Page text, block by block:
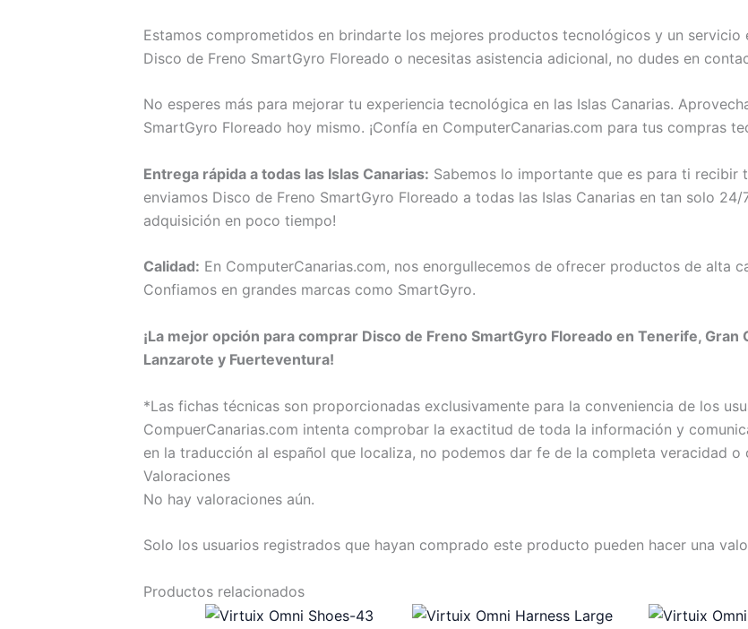
Estamos comprometidos en brindarte los mejores productos tecnológicos y un servicio
Disco de Freno SmartGyro Floreado o necesitas asistencia adicional, no dudes en
No esperes más para mejorar tu experiencia tecnológica en las Islas Canarias.
SmartGyro Floreado hoy mismo. ¡Confía en ComputerCanarias.com para tus compras
Entrega rápida a todas las Islas Canarias: Sabemos lo importante que es para ti recibir
enviamos Disco de Freno SmartGyro Floreado a todas las Islas Canarias en tan solo
adquisición en poco tiempo!
Calidad: En ComputerCanarias.com, nos enorgullecemos de ofrecer productos de alta
Confiamos en grandes marcas como SmartGyro.
¡La mejor opción para comprar Disco de Freno SmartGyro Floreado en Tenerife, Gran
Lanzarote y Fuerteventura!
*Las fichas técnicas son proporcionadas exclusivamente para la conveniencia de los
CompuerCanarias.com intenta comprobar la exactitud de toda la información y
en la traducción al español que localiza, no podemos dar fe de la completa veracidad
Valoraciones
No hay valoraciones aún.
Solo los usuarios registrados que hayan comprado este producto pueden hacer una
Productos relacionados